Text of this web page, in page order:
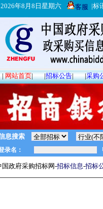
2026年8月8日星期六 客服 |标
|网站首页| |招标公告| |采购
息搜索
国政府采购招标网-招标信息-招标